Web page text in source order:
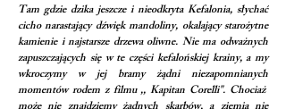
Tam gdzie dzika jeszcze i nieodkryta Kefalonia, słychać
cicho narastający dźwięk mandoliny, okalający starożytne
kamienie i najstarsze drzewa oliwne. Nie ma odważnych
zapuszczających się w te części kefalońskiej krainy, a my
wkroczymy w jej bramy żądni niezapomnianych
momentów rodem z filmu ,, Kapitan Corelli". Chociaż